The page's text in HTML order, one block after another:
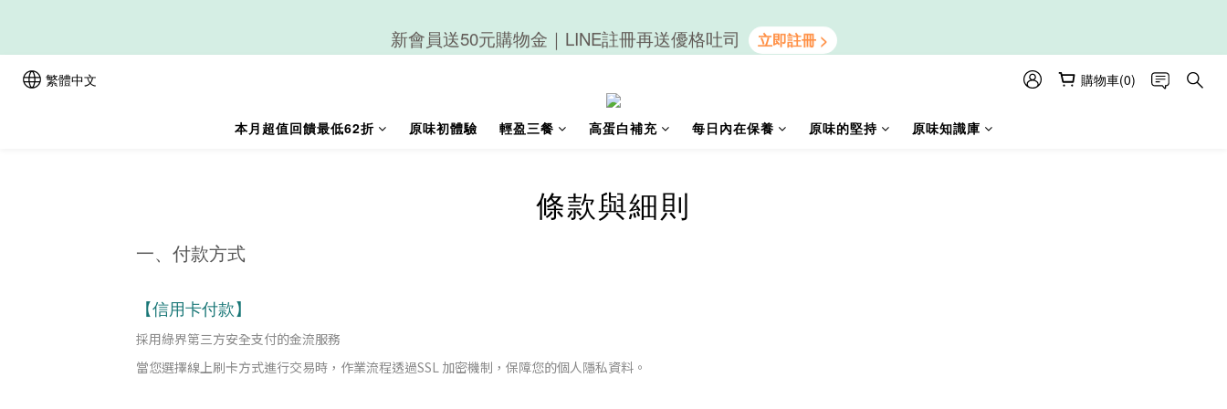
隨心享受｜貝果任選6組$899
新會員送50元購物金｜LINE註冊再送優格吐司
繁體中文 購物車(0)
本月超值回饋最低62折 原味初體驗 輕盈三餐 高蛋白補充 每日內在保養 原味的堅持 原味知識庫
條款與細則
一、付款方式
【信用卡付款】
採用綠界第三方安全支付的金流服務
當您選擇線上刷卡方式進行交易時，作業流程透過SSL 加密機制，保障您的個人隱私資料。